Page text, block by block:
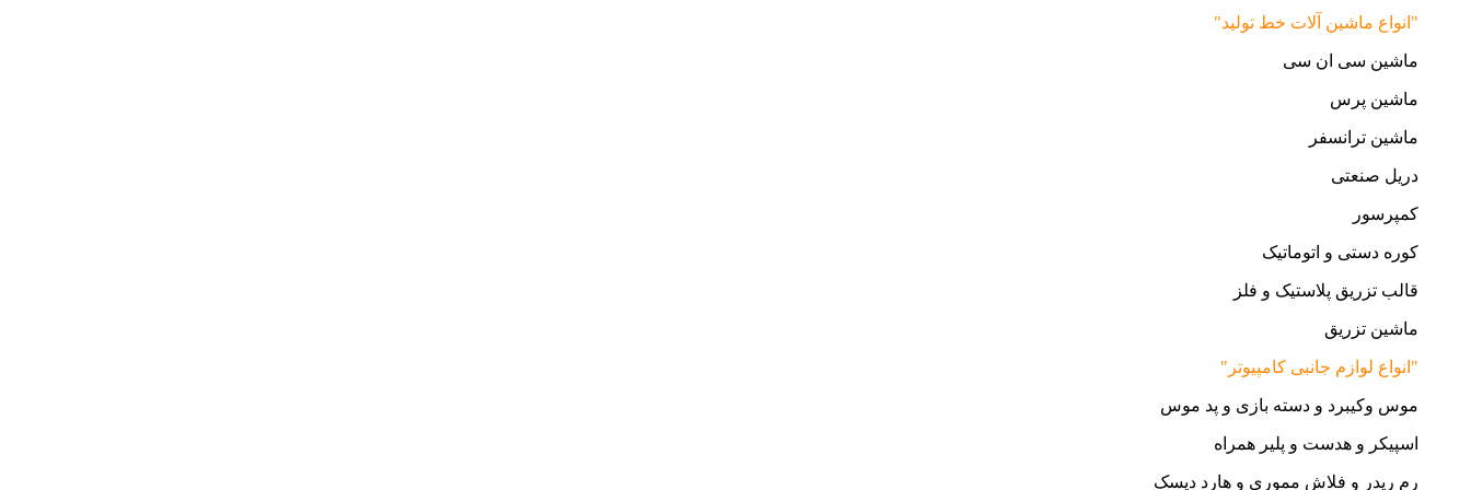
"انواع ماشین آلات خط تولید"
ماشین سی ان سی
ماشین پرس
ماشین ترانسفر
دریل صنعتی
کمپرسور
کوره دستی و اتوماتیک
قالب تزریق پلاستیک و فلز
ماشین تزریق
"انواع لوازم جانبی کامپیوتر"
موس وکیبرد و دسته بازی و پد موس
اسپیکر و هدست و پلیر همراه
رم ریدر و فلاش مموری و هارد دیسک